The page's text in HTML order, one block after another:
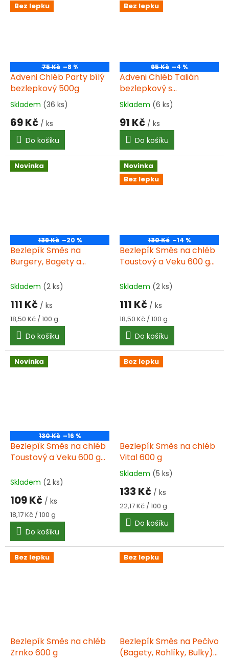
Bez lepku
75 Kč –8 %
Adveni Chléb Party bílý
bezlepkový 500g
Průměrné
hodnocení
produktu
4,5
z
hvězdiček.
Skladem (36 ks)
69 Kč / ks
Do košíku
Bez lepku
95 Kč –4 %
Adveni Chléb Talián
bezlepkový s
amarantem 500g
Průměrné
hodnocení
produktu
4,6
z
hvězdiček.
Skladem (6 ks)
91 Kč / ks
Do košíku
Novinka
139 Kč –20 %
Bezlepík Směs na
Burgery, Bagety a
08/2026
Skladem (2 ks)
111 Kč / ks
Měrná
cena:
18,50 Kč / 100 g
Do košíku
Novinka
Bez lepku
130 Kč –14 %
Bezlepík Směs na chléb
Toustový a Veku 600 g
Skladem (2 ks)
111 Kč / ks
Měrná
cena:
18,50 Kč / 100 g
Do košíku
Novinka
130 Kč –16 %
Bezlepík Směs na chléb
Toustový a Veku 600 g
Skladem (2 ks)
109 Kč / ks
Měrná
cena:
18,17 Kč / 100 g
Do košíku
Bez lepku
Bezlepík Směs na chléb
Vital 600 g
Průměrné
hodnocení
produktu
je
2,3
5
Skladem (5 ks)
133 Kč / ks
Měrná
cena:
22,17 Kč / 100 g
Do košíku
Bez lepku
Bezlepík Směs na chléb
Zrnko 600 g
Bez lepku
Bezlepík Směs na Pečivo
(Bagety, Rohlíky, Bulky)